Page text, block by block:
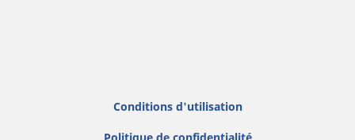
Conditions d'utilisation